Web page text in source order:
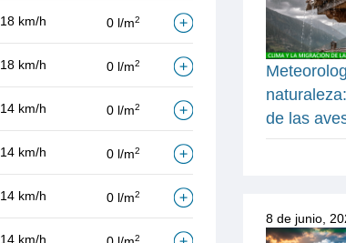
18 km/h 0 l/m2
18 km/h 0 l/m2
14 km/h 0 l/m2
14 km/h 0 l/m2
14 km/h 0 l/m2
14 km/h 2
de las
8 de junio,